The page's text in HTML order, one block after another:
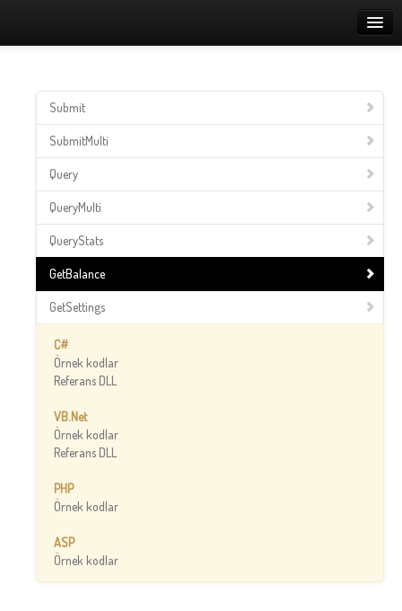
Dokümantasyon
Submit
SubmitMulti
Query
QueryMulti
QueryStats
GetBalance
GetSettings
C#
Örnek kodlar
Referans DLL
VB.Net
Örnek kodlar
Referans DLL
PHP
Örnek kodlar
ASP
Örnek kodlar